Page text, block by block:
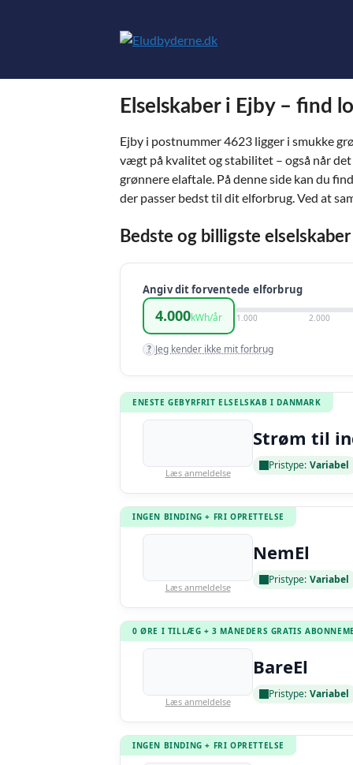
Elselskaber i Ejby – find
Ejby i postnummer 4623 ligger i smukke
vægt på kvalitet og stabilitet – også når
grønnere elaftale. På denne side kan du
der passer bedst til dit elforbrug. Ved at
Bedste og billigste
Angiv dit forventede elforbrug
4.000kWh/år 1.000 2.000
? Jeg kender ikke mit forbrug
ENESTE GEBYRFRIT ELSELSKAB I DANMARK
Læs anmeldelse
Strøm til
Pristype: Variabel
INGEN BINDING + FRI OPRETTELSE
Læs anmeldelse
NemEl
Pristype: Variabel
0 ØRE I TILLÆG + 3 MÅNEDERS GRATIS
Læs anmeldelse
BareEl
Pristype: Variabel
INGEN BINDING + FRI OPRETTELSE